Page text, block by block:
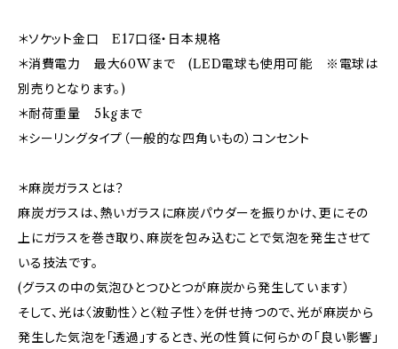
＊ソケット金口 E17口径・日本規格
＊消費電力 最大60Wまで (LED電球も使用可能 ※電球は
別売りとなります。)
＊耐荷重量 5kgまで
＊シーリングタイプ（一般的な四角いもの）コンセント
＊麻炭ガラスとは？
麻炭ガラスは、熱いガラスに麻炭パウダーを振りかけ、更にその
上にガラスを巻き取り、麻炭を包み込むことで気泡を発生させて
いる技法です。
(グラスの中の気泡ひとつひとつが麻炭から発生しています）
そして、光は〈波動性〉と〈粒子性〉を併せ持つので、光が麻炭から
発生した気泡を「透過」するとき、光の性質に何らかの「良い影響」